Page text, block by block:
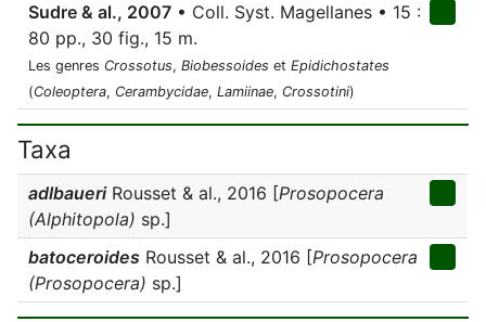
Sudre & al., 2007 • Coll. Syst. Magellanes • 15 :
80 pp., 30 fig., 15 m.
Les genres Crossotus, Biobessoides et Epidichostates
(Coleoptera, Cerambycidae, Lamiinae, Crossotini)
Taxa
adlbaueriRousset & al., 2016 [Prosopocera
(Alphitopola) sp.]
batoceroides Rousset & al., 2016 [Prosopocera
(Prosopocera) sp.]